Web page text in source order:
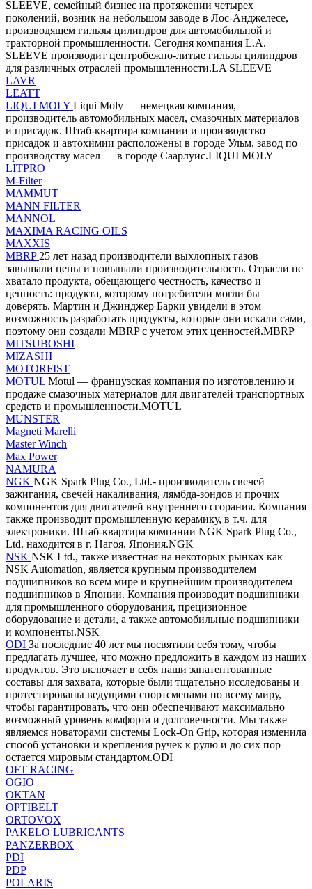
SLEEVE, семейный бизнес на протяжении четырех
поколений, возник на небольшом заводе в Лос-Анджелесе,
производящем гильзы цилиндров для автомобильной и
тракторной промышленности. Сегодня компания L.A.
SLEEVE производит центробежно-литые гильзы цилиндров
для различных отраслей промышленности.LA SLEEVE
LAVR
LEATT
LIQUI MOLY Liqui Moly — немецкая компания,
производитель автомобильных масел, смазочных материалов
и присадок. Штаб-квартира компании и производство
присадок и автохимии расположены в городе Ульм, завод по
производству масел — в городе Саарлуис.LIQUI MOLY
LITPRO
M-Filter
MAMMUT
MANN FILTER
MANNOL
MAXIMA RACING OILS
MAXXIS
MBRP 25 лет назад производители выхлопных газов
завышали цены и повышали производительность. Отрасли не
хватало продукта, обещающего честность, качество и
ценность: продукта, которому потребители могли бы
доверять. Мартин и Джинджер Барки увидели в этом
возможность разработать продукты, которые они искали сами,
поэтому они создали MBRP с учетом этих ценностей.MBRP
MITSUBOSHI
MIZASHI
MOTORFIST
MOTUL Motul — французская компания по изготовлению и
продаже смазочных материалов для двигателей транспортных
средств и промышленности.MOTUL
MUNSTER
Magneti Marelli
Master Winch
Max Power
NAMURA
NGK NGK Spark Plug Co., Ltd.- производитель свечей
зажигания, свечей накаливания, лямбда-зондов и прочих
компонентов для двигателей внутреннего сгорания. Компания
также производит промышленную керамику, в т.ч. для
электроники. Штаб-квартира компании NGK Spark Plug Co.,
Ltd. находится в г. Нагоя, Япония.NGK
NSK NSK Ltd., также известная на некоторых рынках как
NSK Automation, является крупным производителем
подшипников во всем мире и крупнейшим производителем
подшипников в Японии. Компания производит подшипники
для промышленного оборудования, прецизионное
оборудование и детали, а также автомобильные подшипники
и компоненты.NSK
ODI За последние 40 лет мы посвятили себя тому, чтобы
предлагать лучшее, что можно предложить в каждом из наших
продуктов. Это включает в себя наши запатентованные
составы для захвата, которые были тщательно исследованы и
протестированы ведущими спортсменами по всему миру,
чтобы гарантировать, что они обеспечивают максимально
возможный уровень комфорта и долговечности. Мы также
являемся новаторами системы Lock-On Grip, которая изменила
способ установки и крепления ручек к рулю и до сих пор
остается мировым стандартом.ODI
OFT RACING
OGIO
OKTAN
OPTIBELT
ORTOVOX
PAKELO LUBRICANTS
PANZERBOX
PDI
PDP
POLARIS